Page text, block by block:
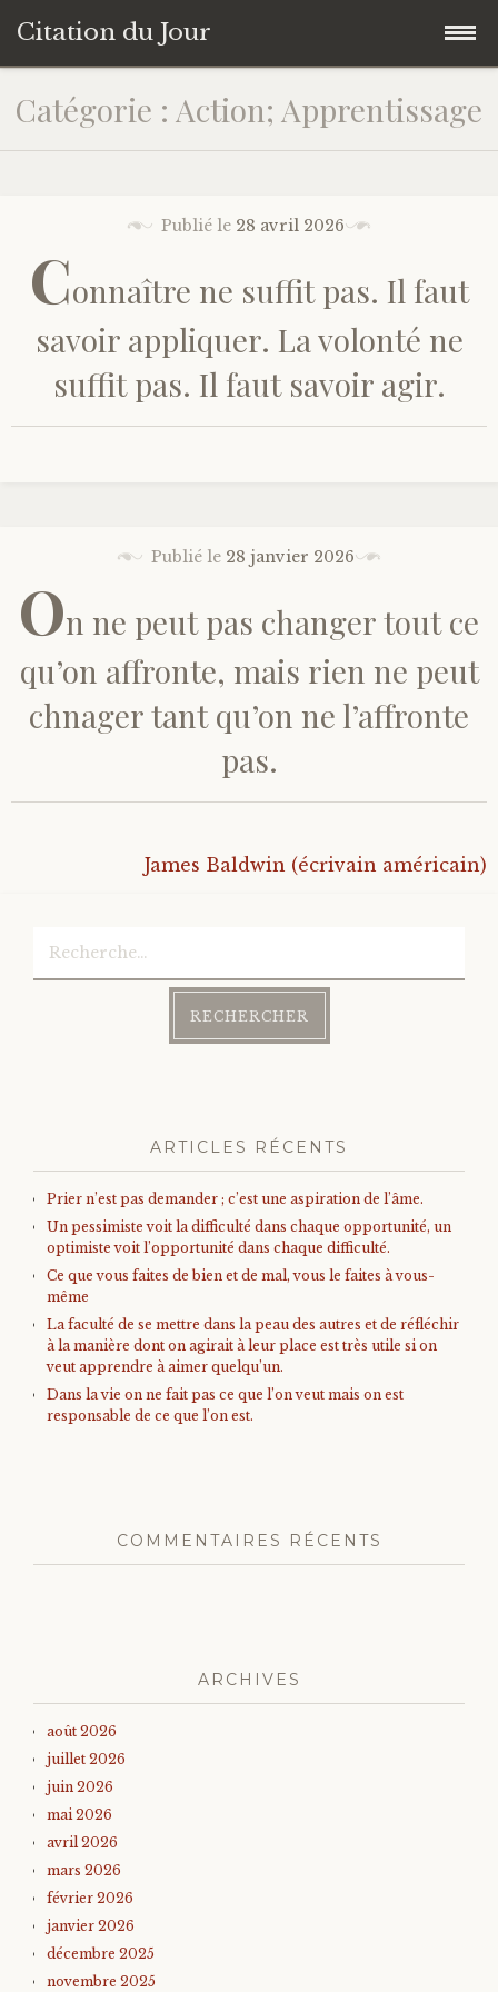
Citation du Jour
Accéder
au
contenu
Accueil
Savoir-être
Connaissance de soi
Conscience
Mission de vie
Altruisme
Catégorie : Action; Apprentissage
Publié le 28 avril 2026
Connaître ne suffit pas. Il faut
savoir appliquer. La volonté ne
suffit pas. Il faut savoir agir.
Publié le 28 janvier 2026
On ne peut pas changer tout ce
qu’on affronte, mais rien ne peut
chnager tant qu’on ne l’affronte
pas.
James Baldwin (écrivain américain)
ARTICLES RÉCENTS
Prier n’est pas demander ; c’est une aspiration de l’âme.
Un pessimiste voit la difficulté dans chaque opportunité, un
optimiste voit l’opportunité dans chaque difficulté.
Ce que vous faites de bien et de mal, vous le faites à vous-
même
La faculté de se mettre dans la peau des autres et de réfléchir
à la manière dont on agirait à leur place est très utile si on
veut apprendre à aimer quelqu’un.
Dans la vie on ne fait pas ce que l’on veut mais on est
responsable de ce que l’on est.
COMMENTAIRES RÉCENTS
ARCHIVES
août 2026
juillet 2026
juin 2026
mai 2026
avril 2026
mars 2026
février 2026
janvier 2026
décembre 2025
novembre 2025